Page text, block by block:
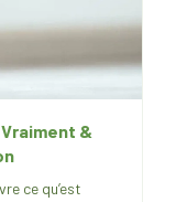
&
ce qu’est